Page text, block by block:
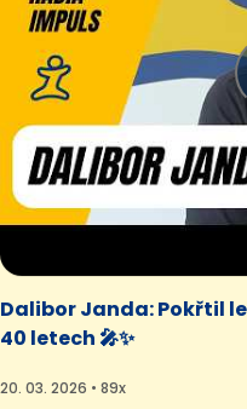
Dalibor Janda: Pokřtil
40 letech 🎤✨
20. 03. 2026 • 89x